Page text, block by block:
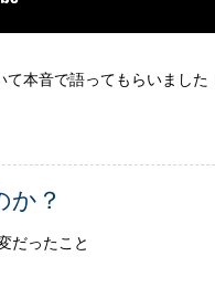
本音で語ってもらいました
か？
だったこと